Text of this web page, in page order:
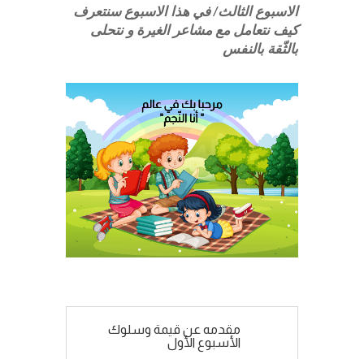
الاسبوع الثالث/ في هذا الاسبوع سنتعرف
كيف نتعامل مع مشاعر الغيرة و نتحلى
بالثّقة بالنفس
مقدمه عن قيمة وسلوك
الأسبوع الأول